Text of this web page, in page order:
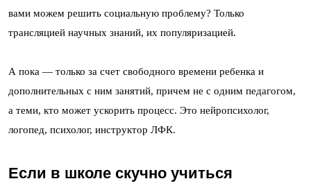
вами можем решить социальную проблему? Только
трансляцией научных знаний, их популяризацией.
А пока — только за счет свободного времени ребенка и
дополнительных с ним занятий, причем не с одним педагогом,
а теми, кто может ускорить процесс. Это нейропсихолог,
логопед, психолог, инструктор ЛФК.
Если в школе скучно учиться